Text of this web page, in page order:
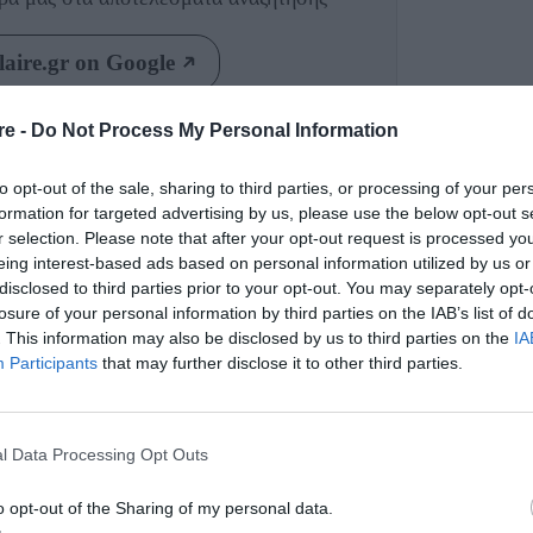
- Do Not Process My Personal Information
opt-out of the sale, sharing to third parties, or processing of your
for targeted advertising by us, please use the below opt-out
selection. Please note that after your opt-out request is processed
interest-based ads based on personal information utilized by us
to third parties prior to your opt-out. You may separately
of your personal information by third parties on the IAB’s list of
This information may also be disclosed by us to third parties on the
Participants that may further disclose it to other third parties.
Data Processing Opt Outs
opt-out of the Sharing of my personal data.
on Google
για το μέλλον που είναι ήδη εδώ.
σχεδιάστριες οδηγούν τις επιχειρήσεις
μια πρωτοποριακή συνεργασία που
Claire Νοεμβρίου. H Ευγενία Νιάρχου
NFTs και τη νέα τους συλλογή Venyx.